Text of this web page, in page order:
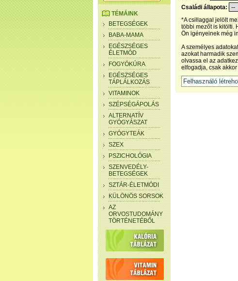
TÉMÁINK
BETEGSÉGEK
BABA-MAMA
EGÉSZSÉGES
ÉLETMÓD
FOGYÓKÚRA
EGÉSZSÉGES
TÁPLÁLKOZÁS
VITAMINOK
SZÉPSÉGÁPOLÁS
ALTERNATÍV
GYÓGYÁSZAT
GYÓGYTEÁK
SZEX
PSZICHOLÓGIA
SZENVEDÉLY-
BETEGSÉGEK
SZTÁR-ÉLETMÓDI
KÜLÖNÖS SORSOK
AZ
ORVOSTUDOMÁNY
TÖRTÉNETÉBŐL
Családi állapota:
*A csillaggal jelölt
többi mezőt is kitölti.
Ön igényeinek még
A személyes
azokat harmadik
olvassa el az
elfogadja, csak